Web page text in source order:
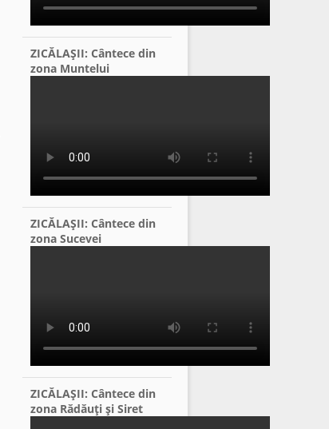
ZICĂLAŞII: Cântece din
zona Muntelui
ZICĂLAŞII: Cântece din
zona Sucevei
ZICĂLAŞII: Cântece din
zona Rădăuţi şi Siret